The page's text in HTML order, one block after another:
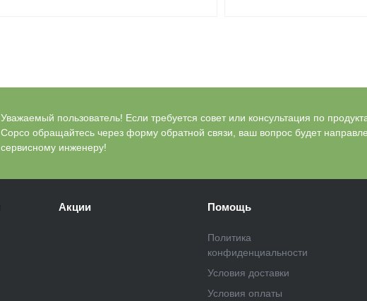
Уважаемый пользователь! Если требуется совет или консультация по
Copco обращайтесь через форму обратной связи, ваш вопрос будет
сервисному инженеру!
Акции Помощь
Политика
конфиденциальности
Условия доставки
Условия оплаты